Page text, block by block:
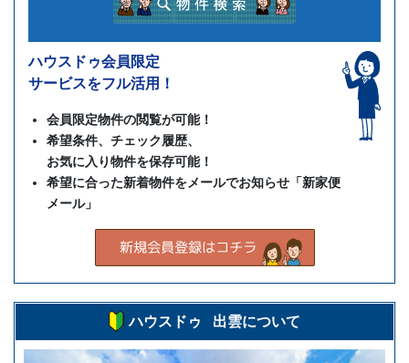
ハウスドゥ会員限定
サービスをフル活用！
会員限定物件の閲覧が可能！
希望条件、チェック履歴、
お気に入り物件を保存可能！
希望に合った新着物件をメールでお知らせ「新家便
メール」
ハウスドゥ 出雲について